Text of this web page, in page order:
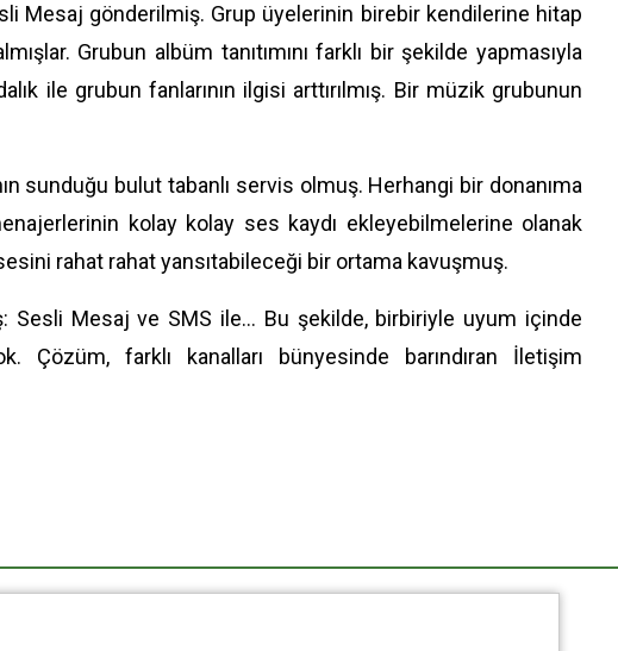
Mesaj gönderilmiş. Grup üyelerinin birebir kendilerine hitap
Grubun albüm tanıtımını farklı bir şekilde yapmasıyla
ile grubun fanlarının ilgisi arttırılmış. Bir müzik grubunun
sunduğu bulut tabanlı servis olmuş. Herhangi bir donanıma
kolay kolay ses kaydı ekleyebilmelerine olanak
rahat rahat yansıtabileceği bir ortama kavuşmuş.
Sesli Mesaj ve SMS ile… Bu şekilde, birbiriyle uyum içinde
Çözüm, farklı kanalları bünyesinde barındıran İletişim